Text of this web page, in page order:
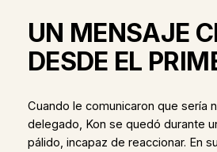
UN MENSAJE
DESDE EL
Cuando le comunicaron que sería
delegado, Kon se quedó durante
pálido, incapaz de reaccionar. En